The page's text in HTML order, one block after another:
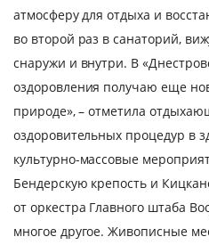
атмосферу для отдыха и
во второй раз в санаторий,
снаружи и внутри. В
оздоровления получаю еще
природе», – отметила
оздоровительных процедур в
культурно-массовые
Бендерскую крепость и
от оркестра Главного штаба
многое другое. Живописные